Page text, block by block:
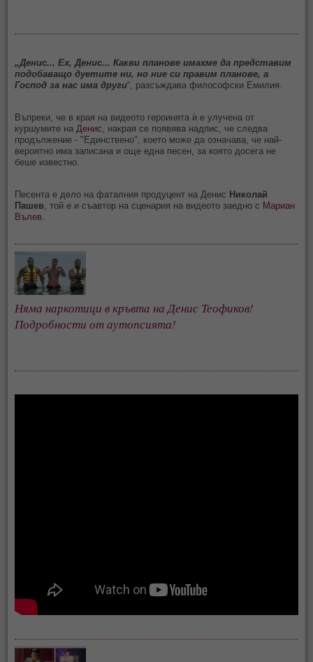
„Денис... Ех, Денис... Какви планове имахме да представим
подобаващо дуетите ни, но ние си правим планове, а
Господ за нас има други“, разсъждава философски Емилия.
Въпреки, че в края на видеото героинята ѝ е улучена от
куршумите на Денис , накрая се появява надпис, че следва
продължение - "Единствено", което може да означава, че най-
вероятно има записана и още една песен, за която досега не
беше известно.
Песента е дело на фаталния продуцент на Денис Николай
Пашев , той е и съавтор на сценария на видеото заедно с Мариан
Вълев
Няма наркотици в кръвта на Денис Теофиков!
Подробности от аутопсията!